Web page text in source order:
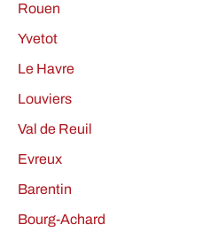
Rouen
Yvetot
Le Havre
Louviers
Val de Reuil
Evreux
Barentin
Bourg-Achard